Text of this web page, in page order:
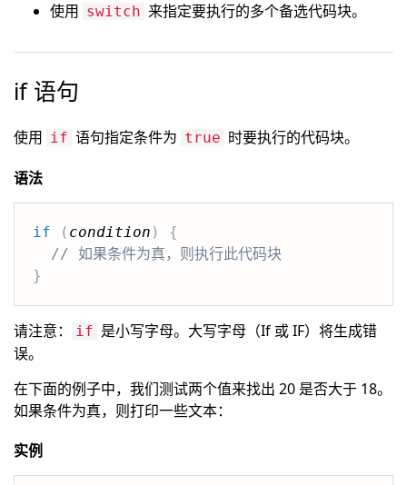
使用 switch 来指定要执行的多个备选代码块。
if 语句
使用 if 语句指定条件为 true 时要执行的代码块。
语法
if ( condition )
{
// 如果条件为真，则执行此代码块
}
请注意： if 是小写字母。大写字母（If 或 IF）将生成错
误。
在下面的例子中，我们测试两个值来找出 20 是否大于 18。
如果条件为真，则打印一些文本：
实例